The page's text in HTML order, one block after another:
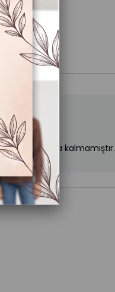
stoklarımızda kalmamıştır.